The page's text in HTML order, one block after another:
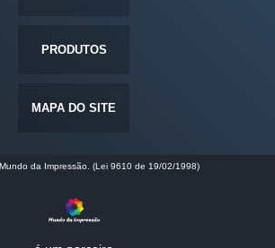
PRODUTOS
MAPA DO SITE
da Impressão. (Lei 9610 de 19/02/1998)